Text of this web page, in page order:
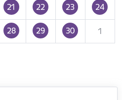
21 22 23 24
28 29 30 1